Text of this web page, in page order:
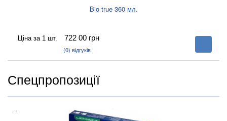
Bio true 360 мл.
Ціна за 1 шт. 722 00 грн
(0) відгуків
В
корзину
Спецпропозиції
.